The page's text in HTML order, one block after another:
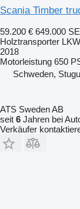
Scania Timber
59.200 € 649.000
Holztransporter LKW
2018
Motorleistung 650
Schweden,
ATS Sweden AB
seit 6 Jahren bei
Verkäufer